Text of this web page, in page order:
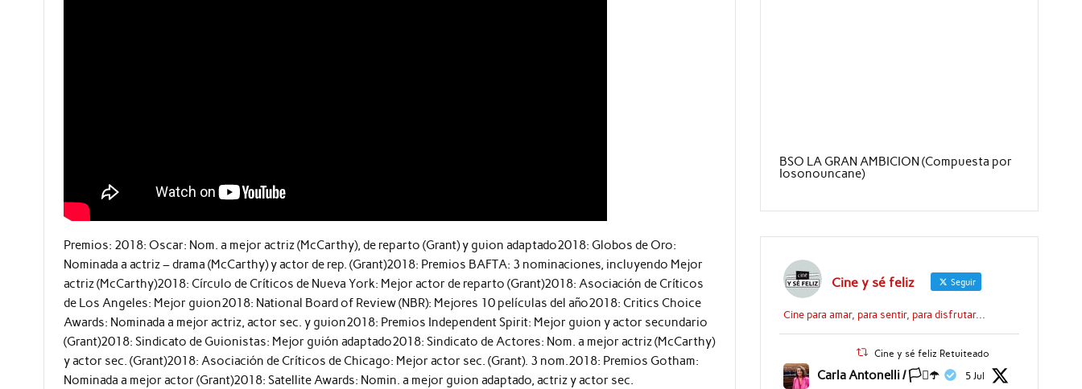
Premios: 2018: Oscar: Nom. a mejor actriz (McCarthy), de reparto (Grant) y guion adaptado2018: Globos de Oro:
Nominada a actriz – drama (McCarthy) y actor de rep. (Grant)2018: Premios BAFTA: 3 nominaciones, incluyendo Mejor
actriz (McCarthy)2018: Círculo de Críticos de Nueva York: Mejor actor de reparto (Grant)2018: Asociación de Críticos
de Los Angeles: Mejor guion2018: National Board of Review (NBR): Mejores 10 películas del año2018: Critics Choice
Awards: Nominada a mejor actriz, actor sec. y guion2018: Premios Independent Spirit: Mejor guion y actor secundario
(Grant)2018: Sindicato de Guionistas: Mejor guión adaptado2018: Sindicato de Actores: Nom. a mejor actriz (McCarthy)
y actor sec. (Grant)2018: Asociación de Críticos de Chicago: Mejor actor sec. (Grant). 3 nom.2018: Premios Gotham:
Nominada a mejor actor (Grant)2018: Satellite Awards: Nomin. a mejor guion adaptado, actriz y actor sec.
BSO LA GRAN AMBICION (Compuesta por
Iosonouncane)
Cine y sé feliz Seguir
Cine para amar, para sentir, para disfrutar...
Cine y sé feliz Retuiteado
Carla Antonelli / 🏳️‍⚧️☂️ 5 Jul